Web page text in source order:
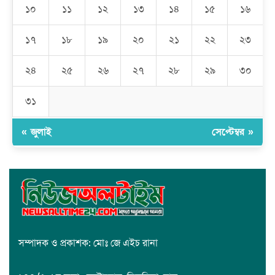
মেহেদীপুর গ্রামে ব্যতিক্রমী আয়োজন: একত্রে ঈদের জামাতে পুরো গ্রাম
রমজান উপলক্ষে সাভারে মানবাধিকার সংস্থার ইফতার
জাবাল-ই-নূর মডেল মাদ্রাসায় ১২তম বার্ষিক পুরস্কার বিতরণ ও বালিকা
১০ ১১ ১২ ১৩ ১৪ ১৫ ১৬
১৭ ১৮ ১৯ ২০ ২১ ২২ ২৩
২৪ ২৫ ২৬ ২৭ ২৮ ২৯ ৩০
৩১
« জুলাই সেপ্টেম্বর »
সম্পাদক ও প্রকাশক: মোঃ জে এইচ রানা